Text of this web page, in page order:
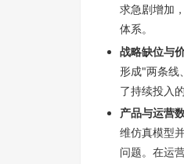
求急剧增加
体系。
战略缺位与
形成"两条线
了持续投入
产品与运营
维仿真模型
问题。在运